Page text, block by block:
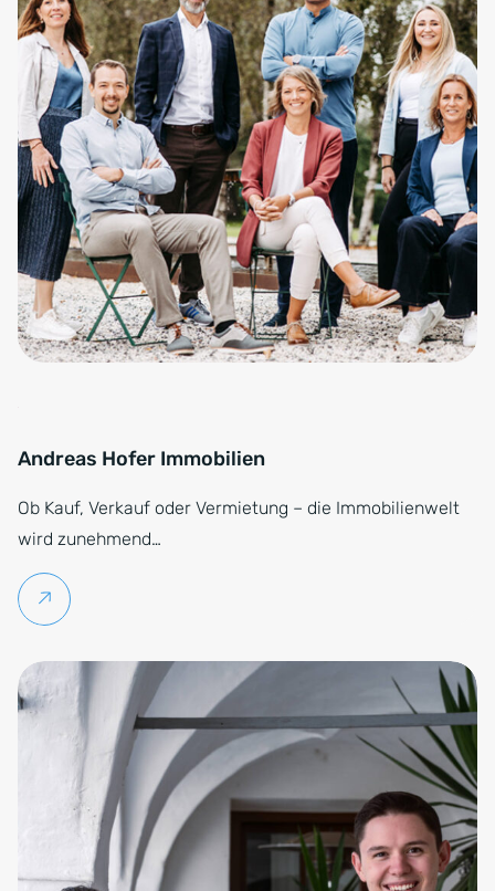
Andreas Hofer Immobilien
Ob Kauf, Verkauf oder Vermietung – die Immobilienwelt
wird zunehmend…
Weiterlesen